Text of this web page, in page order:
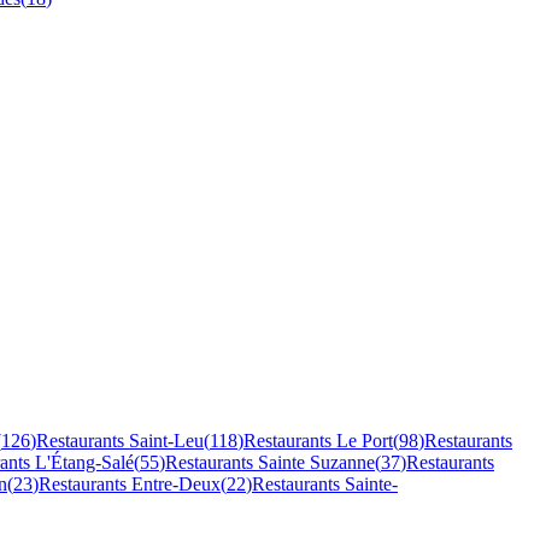
126)Restaurants Saint-Leu(118)Restaurants Le Port(98)Restaurants
L'Étang-Salé(55)Restaurants Sainte Suzanne(37)Restaurants
(23)Restaurants Entre-Deux(22)Restaurants Sainte-